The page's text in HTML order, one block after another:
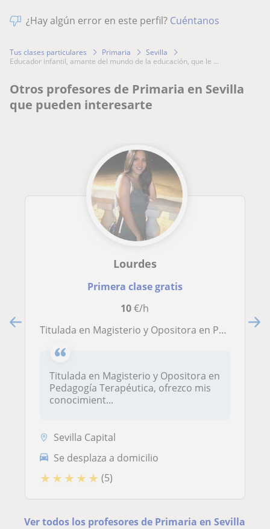
¿Hay algún error en este perfil? Cuéntanos
Tus clases particulares Primaria
Sevilla
educador infantil, amante del mundo de la educación, que le ...
Otros profesores de Primaria en Sevilla
que pueden interesarte
Lourdes
Primera clase gratis
10€/h
Titulada en Magisterio y Opositora en Pedagogía Terapéutica, ofrezco mis conocimientos, técnicas y ayudas para que el estudio sea más divertido y llevadero. Las clases que imparto son en mi domicilio, ya que está preparado para que el alumno no se distra
Titulada en Magisterio y Opositora en
Pedagogía Terapéutica, ofrezco mis
conocimient...
Sevilla Capital
Se desplaza a domicilio
★ ★ ★ ★ ★ (5)
Ver todos los profesores de Primaria en Sevilla